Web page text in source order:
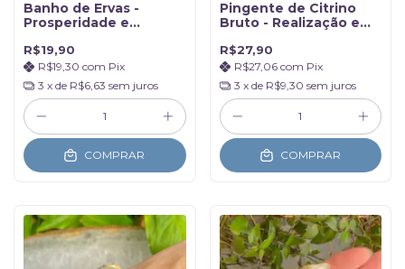
Banho de Ervas -
Prosperidade e
R$19,90
R$19,30 com Pix
3 x de R$6,63 sem juros
COMPRAR
Pingente de Citrino
Bruto - Realização e
R$27,90
R$27,06 com Pix
3 x de R$9,30 sem juros
COMPRAR